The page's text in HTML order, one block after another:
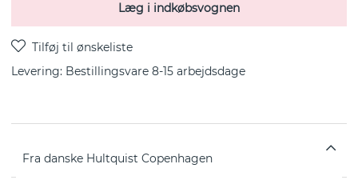
Læg i indkøbsvognen
Levering: Bestillingsvare 8-15 arbejdsdage
Fra danske Hultquist Copenhagen